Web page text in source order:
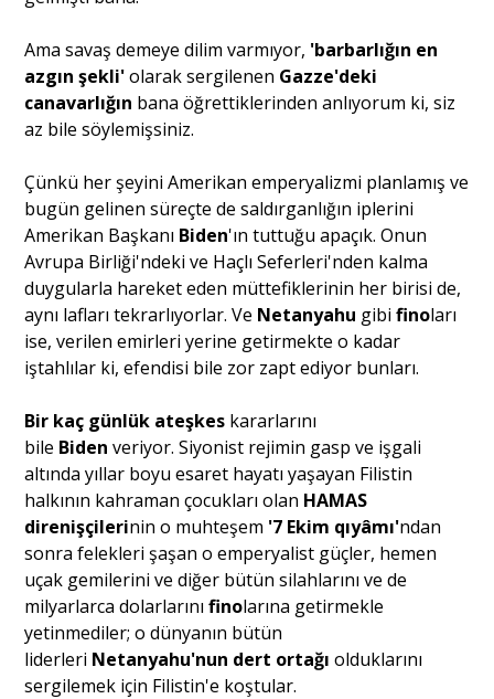
Eğitim
Dosya Haber
Sağlık
Ama savaş demeye dilim varmıyor, 'barbarlığın en
azgın şekli'olarak sergilenen Gazze'deki
canavarlığın bana öğrettiklerinden anlıyorum ki, siz
az bile söylemişsiniz.
Çünkü her şeyini Amerikan emperyalizmi planlamış ve
bugün gelinen süreçte de saldırganlığın iplerini
Amerikan Başkanı Biden'ın tuttuğu apaçık. Onun
Avrupa Birliği'ndeki ve Haçlı Seferleri'nden kalma
duygularla hareket eden müttefiklerinin her birisi de,
aynı lafları tekrarlıyorlar. Ve Netanyahu gibifinoları
ise, verilen emirleri yerine getirmekte o kadar
iştahlılar ki, efendisi bile zor zapt ediyor bunları.
Bir kaç günlük ateşkes kararlarını
bile Biden veriyor. Siyonist rejimin gasp ve işgali
altında yıllar boyu esaret hayatı yaşayan Filistin
halkının kahraman çocukları olan HAMAS
direnişçilerinin o muhteşem '7 Ekim qıyâmı'ndan
sonra felekleri şaşan o emperyalist güçler, hemen
uçak gemilerini ve diğer bütün silahlarını ve de
milyarlarca dolarlarınıfinolarına getirmekle
yetinmediler; o dünyanın bütün
liderleri Netanyahu'nun dert ortağı olduklarını
sergilemek için Filistin'e koştular.